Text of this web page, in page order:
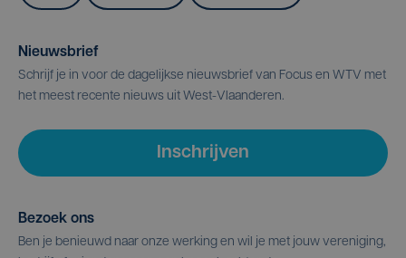
Nieuwsbrief
Schrijf je in voor de dagelijkse nieuwsbrief van Focus en WTV met
het meest recente nieuws uit West-Vlaanderen.
Inschrijven
Bezoek ons
Ben je benieuwd naar onze werking en wil je met jouw vereniging,